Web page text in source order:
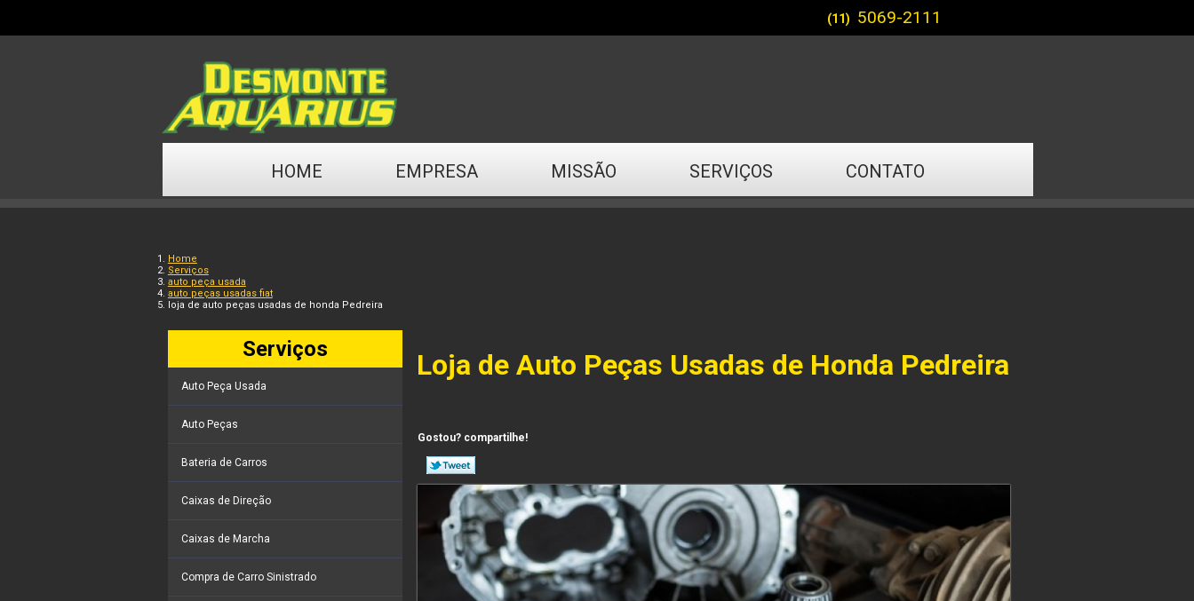
HOME EMPRESA MISSÃO SERVIÇOS CONTATO
(11) 5069-2111
Home
Serviços
auto peça usada
auto peças usadas fiat
loja de auto peças usadas de honda Pedreira
Serviços
Auto Peça Usada
Auto Peças
Bateria de Carros
Caixas de Direção
Caixas de Marcha
Compra de Carro Sinistrado
Loja de Auto Peças Usadas de Honda Pedreira
Gostou? compartilhe!